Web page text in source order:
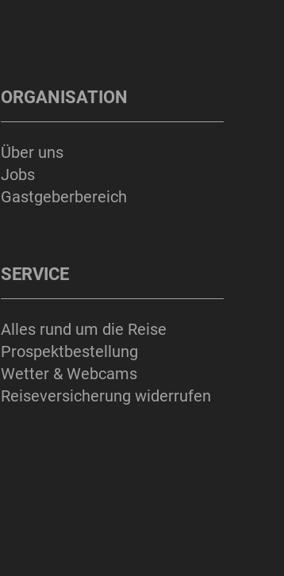
ORGANISATION
Über uns
Jobs
Gastgeberbereich
SERVICE
Alles rund um die Reise
Prospektbestellung
Wetter & Webcams
Reiseversicherung widerrufen